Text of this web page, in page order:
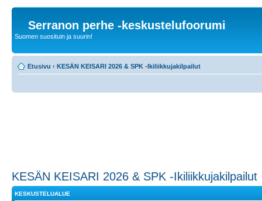
Serranon perhe -keskustelufoorumi
Suomen suosituin ja suurin!
Etusivu ‹ KESÄN KEISARI 2026 & SPK -Ikiliikkujakilpailut
KESÄN KEISARI 2026 & SPK -Ikiliikkujakilpailut
KESKUSTELUALUE